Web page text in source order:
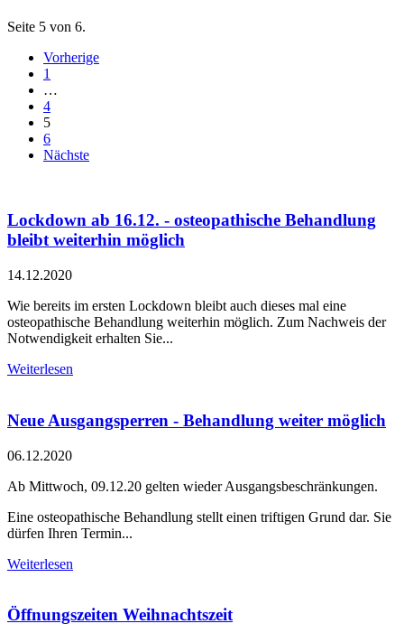
Seite 5 von 6.
Vorherige
1
…
4
5
6
Nächste
Lockdown ab 16.12. - osteopathische Behandlung
bleibt weiterhin möglich
14.12.2020
Wie bereits im ersten Lockdown bleibt auch dieses mal eine
osteopathische Behandlung weiterhin möglich. Zum Nachweis der
Notwendigkeit erhalten Sie...
Weiterlesen
Neue Ausgangsperren - Behandlung weiter möglich
06.12.2020
Ab Mittwoch, 09.12.20 gelten wieder Ausgangsbeschränkungen.
Eine osteopathische Behandlung stellt einen triftigen Grund dar. Sie
dürfen Ihren Termin...
Weiterlesen
Öffnungszeiten Weihnachtszeit